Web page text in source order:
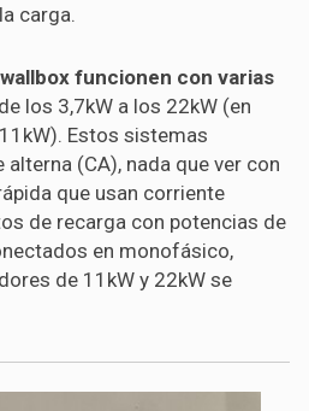
carga.
funcionen con varias
los 3,7kW a los 22kW (en
Estos sistemas
(CA), nada que ver con
que usan corriente
de recarga con potencias de
en monofásico,
de 11kW y 22kW se